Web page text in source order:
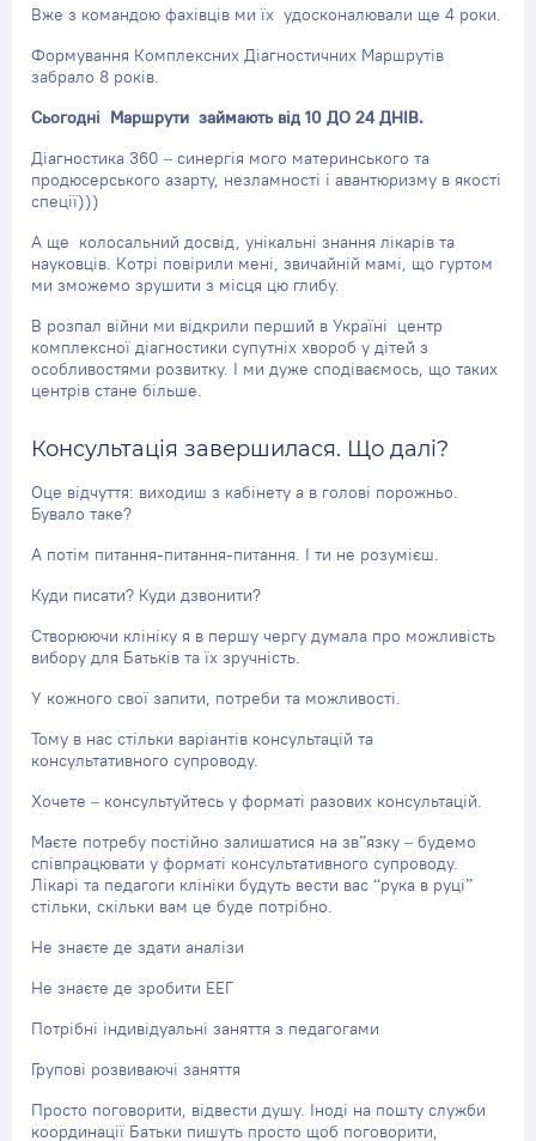
Вже з командою фахівців ми їх удосконалювали ще 4 роки.
Формування Комплексних Діагностичних Маршрутів
забрало 8 років.
Сьогодні Маршрути займають від 10 ДО 24 ДНІВ.
Діагностика 360 – синергія мого материнського та
продюсерського азарту, незламності і авантюризму в якості
спеції)))
А ще колосальний досвід, унікальні знання лікарів та
науковців. Котрі повірили мені, звичайній мамі, що гуртом
ми зможемо зрушити з місця цю глибу.
В розпал війни ми відкрили перший в Україні центр
комплексної діагностики супутніх хвороб у дітей з
особливостями розвитку. І ми дуже сподіваємось, що таких
центрів стане більше.
Консультація завершилася. Що далі?
Оце відчуття: виходиш з кабінету а в голові порожньо.
Бувало таке?
А потім питання-питання-питання. І ти не розумієш.
Куди писати? Куди дзвонити?
Створюючи клініку я в першу чергу думала про можливість
вибору для Батьків та їх зручність.
У кожного свої запити, потреби та можливості.
Тому в нас стільки варіантів консультацій та
консультативного супроводу.
Хочете – консультуйтесь у форматі разових консультацій.
Маєте потребу постійно залишатися на зв”язку – будемо
співпрацювати у форматі консультативного супроводу.
Лікарі та педагоги клініки будуть вести вас “рука в руці”
стільки, скільки вам це буде потрібно.
Не знаєте де здати аналізи
Не знаєте де зробити ЕЕГ
Потрібні індивідуальні заняття з педагогами
Групові розвиваючі заняття
Просто поговорити, відвести душу. Іноді на пошту служби
координації Батьки пишуть просто щоб поговорити,